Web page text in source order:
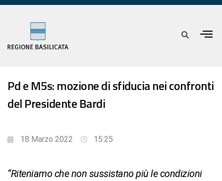
Pd e M5s: mozione di sfiducia nei confronti
del Presidente Bardi
18 Marzo 2022 15:25
“Riteniamo che non sussistano più le condizioni